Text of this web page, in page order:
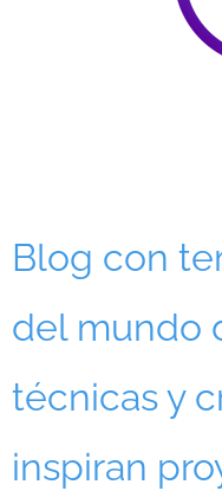
Blog con
del mundo
técnicas y
inspiran